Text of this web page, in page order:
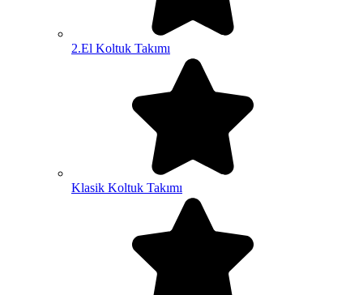
2.El Koltuk Takımı
Klasik Koltuk Takımı